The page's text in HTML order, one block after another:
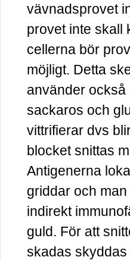
vävnadsprovet
provet inte skall
cellerna bör
möjligt. Detta
använder
sackaros och
vittrifierar dvs
blocket snittas
Antigenerna
griddar och
indirekt
guld. För att
skadas